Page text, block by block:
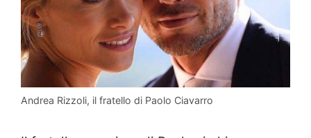
Andrea Rizzoli, il fratello di Paolo Ciavarro